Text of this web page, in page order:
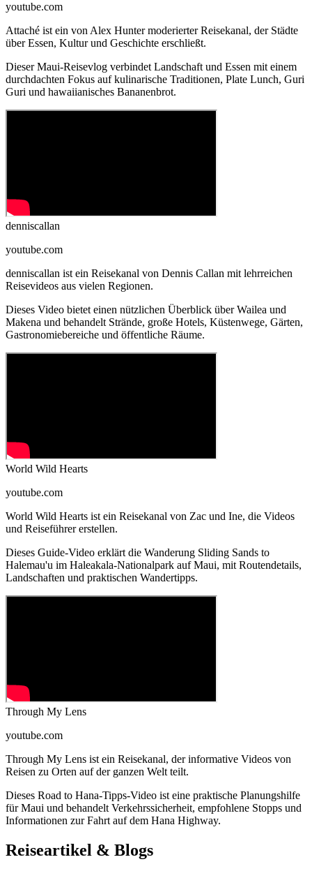
youtube.com
Attaché ist ein von Alex Hunter moderierter Reisekanal, der Städte
über Essen, Kultur und Geschichte erschließt.
Dieser Maui-Reisevlog verbindet Landschaft und Essen mit einem
durchdachten Fokus auf kulinarische Traditionen, Plate Lunch, Guri
Guri und hawaiianisches Bananenbrot.
denniscallan
youtube.com
denniscallan ist ein Reisekanal von Dennis Callan mit lehrreichen
Reisevideos aus vielen Regionen.
Dieses Video bietet einen nützlichen Überblick über Wailea und
Makena und behandelt Strände, große Hotels, Küstenwege, Gärten,
Gastronomiebereiche und öffentliche Räume.
World Wild Hearts
youtube.com
World Wild Hearts ist ein Reisekanal von Zac und Ine, die Videos
und Reiseführer erstellen.
Dieses Guide-Video erklärt die Wanderung Sliding Sands to
Halemau'u im Haleakala-Nationalpark auf Maui, mit Routendetails,
Landschaften und praktischen Wandertipps.
Through My Lens
youtube.com
Through My Lens ist ein Reisekanal, der informative Videos von
Reisen zu Orten auf der ganzen Welt teilt.
Dieses Road to Hana-Tipps-Video ist eine praktische Planungshilfe
für Maui und behandelt Verkehrssicherheit, empfohlene Stopps und
Informationen zur Fahrt auf dem Hana Highway.
Reiseartikel & Blogs